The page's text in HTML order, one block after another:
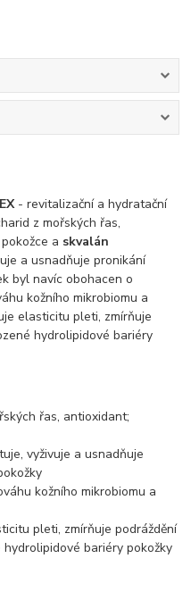
- revitalizační a hydratační
z mořských řas,
a skvalán
a usnadňuje pronikání
byl navíc obohacen o
kožního mikrobiomu a
elasticitu pleti, zmírňuje
hydrolipidové bariéry
řas, antioxidant;
vyživuje a usnadňuje
kožního mikrobiomu a
pleti, zmírňuje podráždění
bariéry pokožky